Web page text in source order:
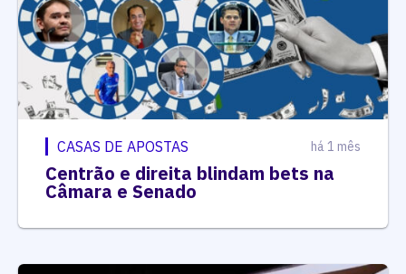
CASAS DE APOSTAS há 1 mês
Centrão e direita blindam bets na
Câmara e Senado